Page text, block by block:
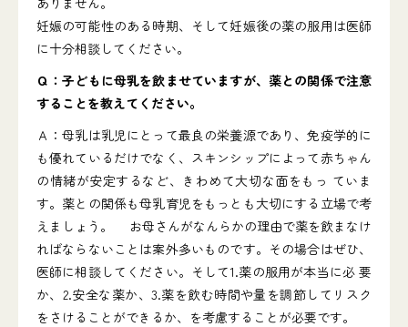
妊娠の可能性のある時期、そして妊娠後の薬の服用は医師
に十分相談してください。
Ｑ：子どもに母乳を飲ませていますが、薬との関係で注意
することを教えてください。
Ａ：母乳は乳児にとって最良の栄養源であり、免疫学的に
も優れているだけでなく、スキンシップによって赤ちゃん
の情緒が安定するなど、きわめて大切な面をもっ ていま
す。薬との関係も母乳育児をもっとも大切にする立場で考
えましょう。 お母さんがなんらかの理由で薬を飲まなけ
ればならないことは案外多いものです。その場合はぜひ、
医師に相談してください。そして1.薬の服用が本当に必 要
か、2.安全な薬か、3.薬を飲む時間や量を調節してリスク
をさけることができるか、を考慮することが必要です。